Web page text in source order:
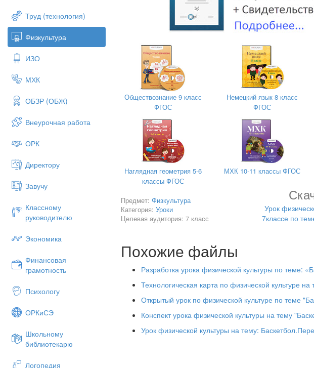
Труд (технология)
Физкультура
ИЗО
МХК
ОБЗР (ОБЖ)
Внеурочная работа
ОРК
Директору
Завучу
Классному
руководителю
Экономика
Финансовая
грамотность
Психологу
ОРКиСЭ
Школьному
библиотекарю
Логопедия
Урок
«Баскетбол»
Обществознание 9 класс
ФГОС
Немецкий язык 8 класс
ФГОС
Наглядная геометрия 5-6
классы ФГОС
МХК 10-11 классы ФГОС
Предмет: Физкультура
Категория: Уроки
Целевая аудитория: 7 класс
Урок
7классе по
Похожие файлы
Разработка урока физической культуры по теме:
Технологическая карта по физической культуре на
Открытый урок по физической культуре по теме
Конспект урока физической культуры на тему
Урок физической культуры на тему: